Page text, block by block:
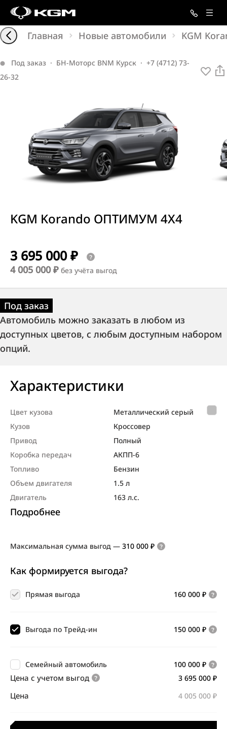
Главная Новые автомобили KGM
Под заказ · БН-Моторс BNM Курск · +7 (4712) 73-
26-32
KGM Korando ОПТИМУМ 4X4
3 695 000 ₽
4 005 000 ₽ без учёта выгод
Под заказ
Автомобиль можно заказать в любом из
доступных цветов, с любым доступным набором
опций.
Характеристики
Цвет кузова
Металлический серый
Кузов
Кроссовер
Привод
Полный
Коробка передач
АКПП-6
Топливо
Бензин
Объем двигателя
1.5 л
Двигатель
163 л.с.
Подробнее
Максимальная сумма выгод — 310 000 ₽
Как формируется выгода?
160 000 ₽
Прямая выгода
150 000 ₽
Выгода по Трейд-ин
100 000 ₽
Семейный автомобиль
Цена с учетом выгод 3 695 000 ₽
Цена 4 005 000 ₽